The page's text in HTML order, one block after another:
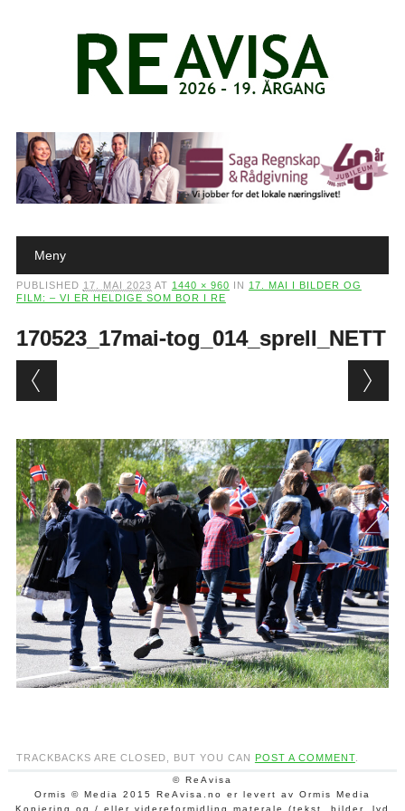
Main menu
Meny
PUBLISHED 17. MAI 2023 AT 1440 × 960 IN 17. MAI I BILDER OG
FILM: – VI ER HELDIGE SOM BOR I RE
170523_17mai-tog_014_sprell_NETT
TRACKBACKS ARE CLOSED, BUT YOU CAN POST A COMMENT.
© ReAvisa
Ormis © Media 2015 ReAvisa.no er levert av Ormis Media
Kopiering og / eller videreformidling materale (tekst, bilder, lyd